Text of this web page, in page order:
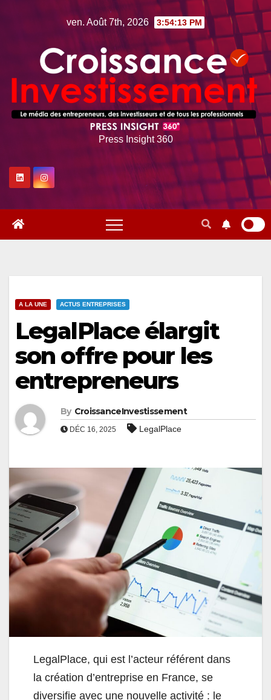
ven. Août 7th, 2026 3:54:15 PM
Press Insight 360
A LA UNE ACTUS ENTREPRISES
LegalPlace élargit
son offre pour les
entrepreneurs
By CroissanceInvestissement
DÉC 16, 2025 LegalPlace
LegalPlace, qui est l’acteur référent dans
la création d’entreprise en France, se
diversifie avec une nouvelle activité : le